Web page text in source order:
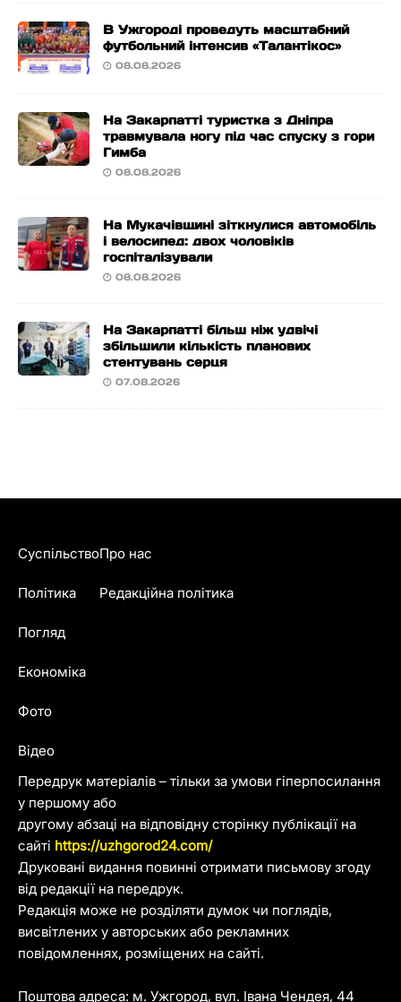
В Ужгороді проведуть масштабний
футбольний інтенсив «Талантікос»
08.08.2026
На Закарпатті туристка з Дніпра
травмувала ногу під час спуску з гори
Гимба
08.08.2026
На Мукачівщині зіткнулися автомобіль
і велосипед: двох чоловіків
госпіталізували
08.08.2026
На Закарпатті більш ніж удвічі
збільшили кількість планових
стентувань серця
07.08.2026
Передрук матеріалів – тільки за умови гіперпосилання
у першому або
другому абзаці на відповідну сторінку публікації на
сайті https://uzhgorod24.com/
Друковані видання повинні отримати письмову згоду
від редакції на передрук.
Редакція може не розділяти думок чи поглядів,
висвітлених у авторських або рекламних
повідомленнях, розміщених на сайті.
Поштова адреса: м. Ужгород, вул. Івана Чендея, 44
Суспільство
Політика
Погляд
Економіка
Фото
Відео
Про нас
Редакційна політика